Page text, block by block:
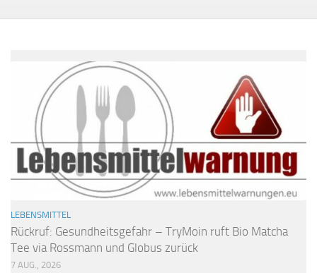
LEBENSMITTEL
Rückruf: Gesundheitsgefahr – TryMoin ruft Bio Matcha
Tee via Rossmann und Globus zurück
7 AUG., 2026